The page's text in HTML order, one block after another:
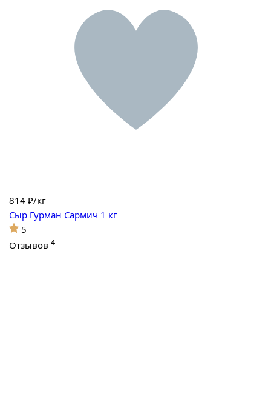
814 ₽/кг
Сыр Гурман Сармич 1 кг
5
Отзывов 4